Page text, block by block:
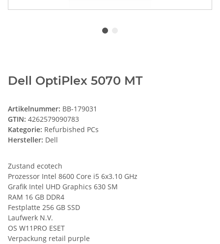
Dell OptiPlex 5070 MT
Artikelnummer: BB-179031
GTIN: 4262579090783
Kategorie: Refurbished PCs
Hersteller: Dell
Zustand ecotech
Prozessor Intel 8600 Core i5 6x3.10 GHz
Grafik Intel UHD Graphics 630 SM
RAM 16 GB DDR4
Festplatte 256 GB SSD
Laufwerk N.V.
OS W11PRO ESET
Verpackung retail purple